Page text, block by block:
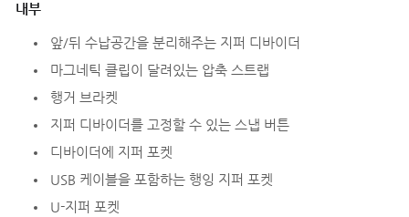
내부
앞/뒤 수납공간을 분리해주는 지퍼 디바이더
마그네틱 클립이 달려있는 압축 스트랩
행거 브라켓
지퍼 디바이더를 고정할 수 있는 스냅 버튼
디바이더에 지퍼 포켓
USB 케이블을 포함하는 행잉 지퍼 포켓
U-지퍼 포켓